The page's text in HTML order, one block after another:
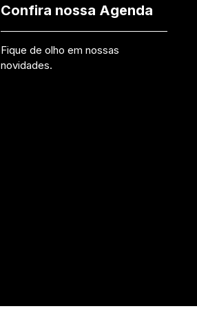
Confira nossa Agenda
Fique de olho em nossas
novidades.